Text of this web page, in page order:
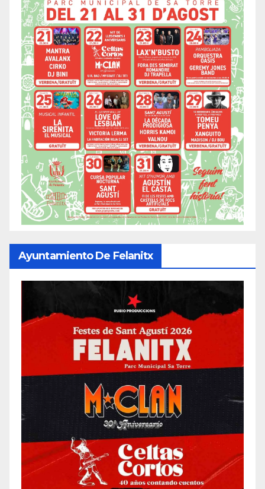
Ayuntamiento De Felanitx